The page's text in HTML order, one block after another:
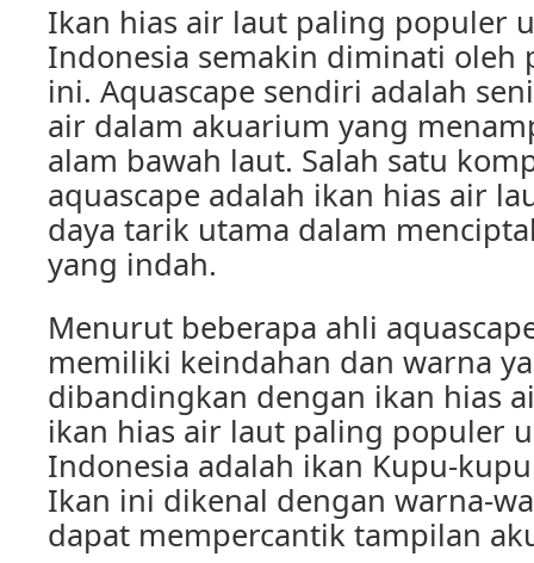
Ikan hias air laut paling populer
Indonesia semakin diminati oleh
ini. Aquascape sendiri adalah
air dalam akuarium yang
alam bawah laut. Salah satu
aquascape adalah ikan hias air
daya tarik utama dalam
yang indah.
Menurut beberapa ahli
memiliki keindahan dan warna
dibandingkan dengan ikan hias
ikan hias air laut paling populer
Indonesia adalah ikan Kupu-
Ikan ini dikenal dengan warna-
dapat mempercantik tampilan